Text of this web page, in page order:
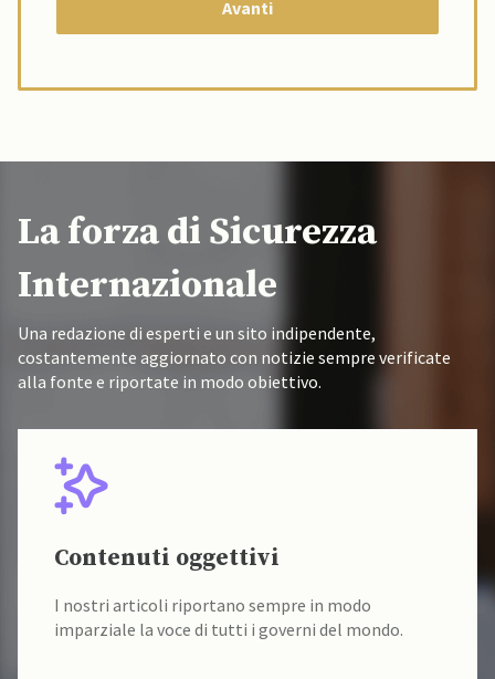
La forza di Sicurezza
Internazionale
Una redazione di esperti e un sito indipendente,
costantemente aggiornato con notizie sempre verificate
alla fonte e riportate in modo obiettivo.
Contenuti oggettivi
I nostri articoli riportano sempre in modo
imparziale la voce di tutti i governi del mondo.